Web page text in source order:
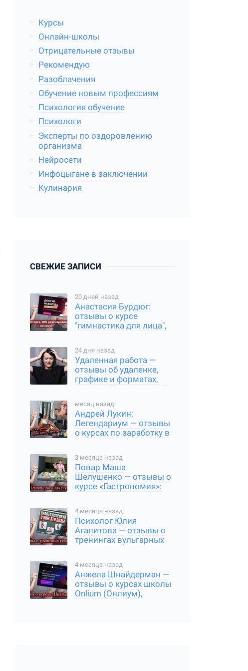
Курсы
Онлайн-школы
Отрицательные отзывы
Рекомендую
Разоблачения
Обучение новым профессиям
Психология обучение
Психологи
Эксперты по оздоровлению
организма
Нейросети
Инфоцыгане в заключении
Кулинария
СВЕЖИЕ ЗАПИСИ
20 дней назад
Анастасия Бурдюг:
отзывы о курсе
"гимнастика для лица",
24 дня назад
Удаленная работа —
отзывы об удаленке,
графике и форматах,
реальный путь в онлайн
месяц назад
Андрей Лукин:
Легендариум — отзывы
о курсах по заработку в
интернете, обзор
3 месяца назад
Повар Маша
Шелушенко — отзывы о
курсе «Гастрономия»:
4 месяца назад
Психолог Юлия
Агапитова — отзывы о
тренингах вульгарных
4 месяца назад
Анжела Шнайдерман —
отзывы о курсах школы
Onlium (Онлиум),